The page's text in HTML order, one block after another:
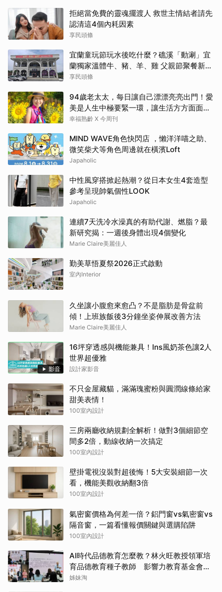
拒絕當免費的靈魂擺渡人 救世主情結者請先
認清這4個內耗因素
享民頭條
宜蘭童玩節玩水後吃什麼？礁溪「動涮」宜
蘭獨家溫體牛、豬、羊、雞 父親節聚餐新選
擇
享民頭條
94歲老太太，每日讓自己漂漂亮亮出門！愛
美是人生中極要緊一環，讓生活方方面面，
更加豐富有樂趣
幸福熟齡 X 今周刊
MIND WAVE角色快閃店 ，懶洋洋喵之助、
微笑柴犬等角色周邊就在橫濱Loft
Japaholic
中性風穿搭掀起熱潮？從日本女生4套造型
參考呈現帥氣個性LOOK
Japaholic
連續7天洗冷水澡真的有助代謝、燃脂？最
新研究揭：一週後身體出現4個變化
Marie Claire美麗佳人
勤美草悟夏祭2026正式啟動
室內Interior
久坐讓小腹愈來愈凸？不是脂肪是骨盆前
傾！上班族飯後3分鐘坐姿伸展改善方法
Marie Claire美麗佳人
影音
16坪穿透感與機能兼具！Ins風奶茶色讓2人
世界超優雅
設計家影音
不只金屋藏貓，滿滿瑰蜜粉與圓潤線條給家
甜美表情！
100室內設計
三房兩廳收納規劃全解析！做對3個細節空
間多2倍，動線收納一次搞定
100室內設計
壁掛電視沒裝對超後悔！5大安裝細節一次
看，機能美觀收納翻3倍
100室內設計
氣密窗價格為何差一倍？鋁門窗vs氣密窗vs
隔音窗，一篇看懂報價關鍵與選購陷阱
100室內設計
AI時代品德教育怎麼教？林火旺教授領軍培
育品德教育種子教師 影響力教育基金會攜
手新生代基金會
姊妹淘